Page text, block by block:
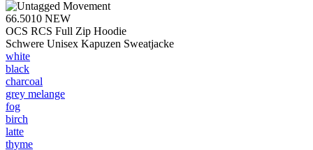
66.5010 NEW
OCS RCS Full Zip Hoodie
Schwere Unisex Kapuzen Sweatjacke
white
black
charcoal
grey melange
fog
birch
latte
thyme